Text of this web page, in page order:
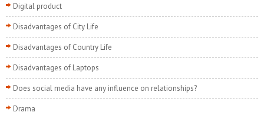
Digital product
Disadvantages of City Life
Disadvantages of Country Life
Disadvantages of Laptops
Does social media have any influence on relationships?
Drama